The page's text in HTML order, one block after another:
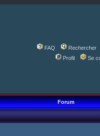
FAQ
Rechercher
Profil
Se
Forum